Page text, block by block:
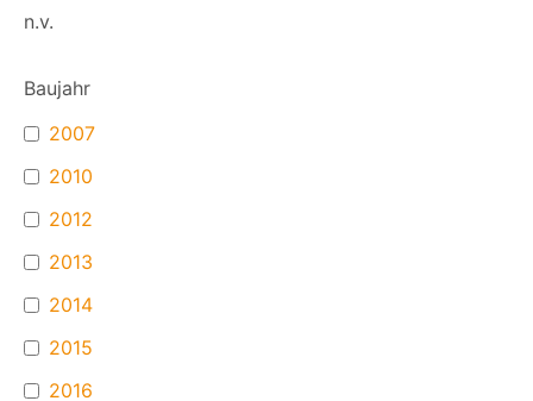
n.v.
Baujahr
2007
2010
2012
2013
2014
2015
2016